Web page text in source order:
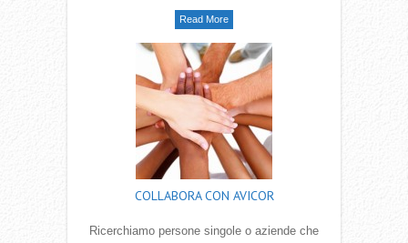
Read More
COLLABORA CON AVICOR
Ricerchiamo persone singole o aziende che